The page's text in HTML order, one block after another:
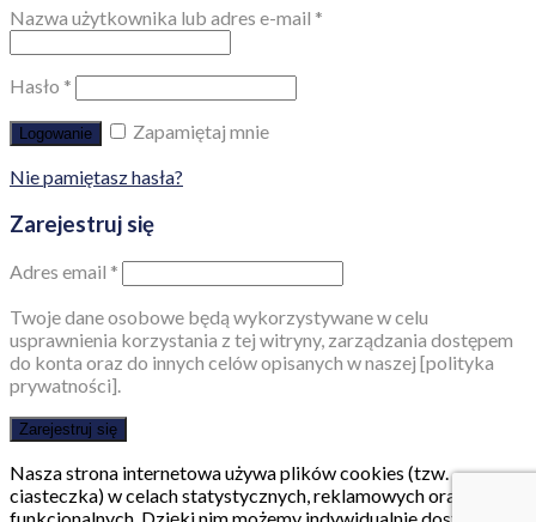
Nazwa użytkownika lub adres e-mail *
Hasło *
Logowanie
Zapamiętaj mnie
Nie pamiętasz hasła?
Zarejestruj się
Adres email *
Twoje dane osobowe będą wykorzystywane w celu
usprawnienia korzystania z tej witryny, zarządzania dostępem
do konta oraz do innych celów opisanych w naszej [polityka
prywatności].
Zarejestruj się
Nasza strona internetowa używa plików cookies (tzw.
ciasteczka) w celach statystycznych, reklamowych oraz
funkcjonalnych. Dzięki nim możemy indywidualnie dostosować